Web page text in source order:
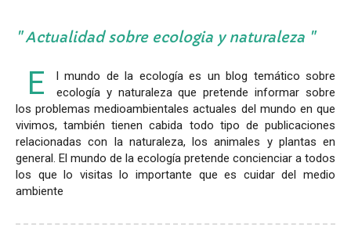
Actualidad sobre ecologia y naturaleza
E
l mundo de la ecología es un blog temático sobre
ecología y naturaleza que pretende informar sobre
los problemas medioambientales actuales del mundo en que
vivimos, también tienen cabida todo tipo de publicaciones
relacionadas con la naturaleza, los animales y plantas en
general. El mundo de la ecología pretende concienciar a todos
los que lo visitas lo importante que es cuidar del medio
ambiente